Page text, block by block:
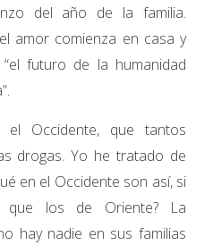
del año de la familia.
amor comienza en casa y
futuro de la humanidad
Occidente, que tantos
drogas. Yo he tratado de
en el Occidente son así, si
que los de Oriente? La
hay nadie en sus familias